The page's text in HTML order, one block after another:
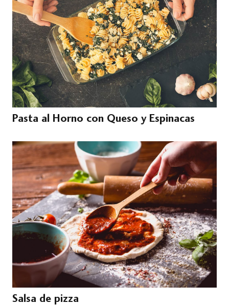
Pasta al Horno con Queso y Espinacas
Salsa de pizza